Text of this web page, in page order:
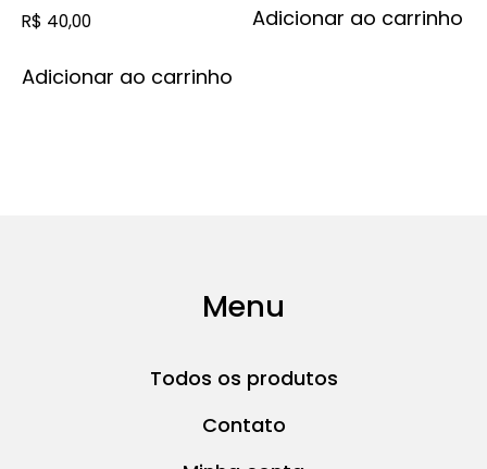
R$ 40,00
Adicionar ao carrinho
Adicionar ao carrinho
Menu
Todos os produtos
Contato